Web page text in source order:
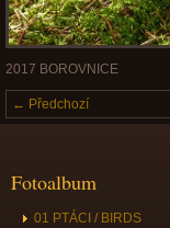
2017 BOROVNICE
← Předchozí
Fotoalbum
01 PTÁCI / BIRDS